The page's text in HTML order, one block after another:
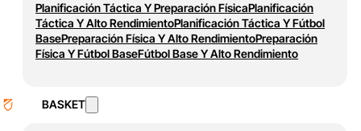
Planificación Táctica Y Preparación FísicaPlanificación
Táctica Y Alto RendimientoPlanificación Táctica Y Fútbol
BasePreparación Física Y Alto RendimientoPreparación
Física Y Fútbol BaseFútbol Base Y Alto Rendimiento
BASKET